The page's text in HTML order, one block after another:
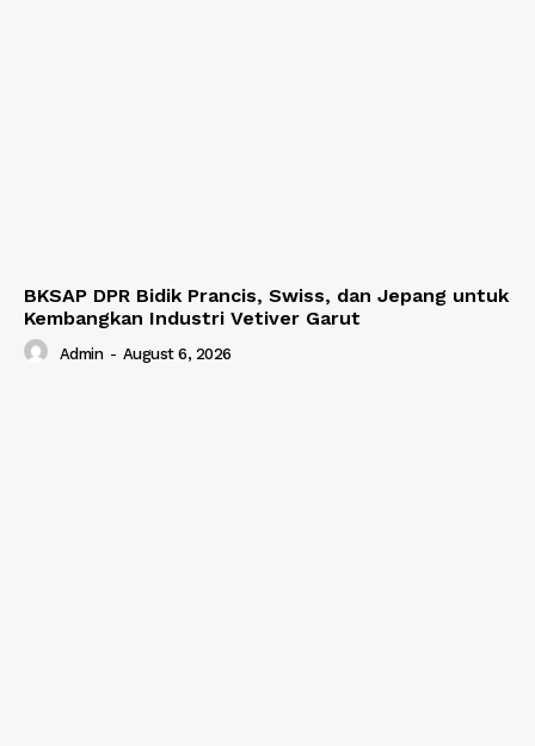
BKSAP DPR Bidik Prancis, Swiss, dan Jepang untuk
Kembangkan Industri Vetiver Garut
Admin - August 6, 2026